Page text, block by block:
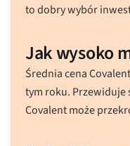
to dobry wybór
Jak wysoko
Średnia cena
tym roku. Przewiduje
Covalent może